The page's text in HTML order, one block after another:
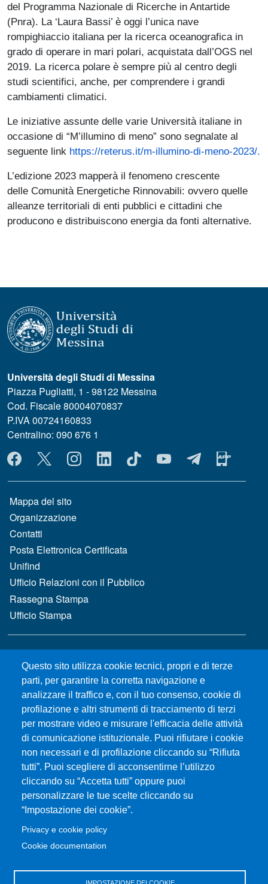
del Programma Nazionale di Ricerche in Antartide
(Pnra). La ‘Laura Bassi’ è oggi l’unica nave
rompighiaccio italiana per la ricerca oceanografica in
grado di operare in mari polari, acquistata dall’OGS nel
2019. La ricerca polare è sempre più al centro degli
studi scientifici, anche, per comprendere i grandi
cambiamenti climatici.
Le iniziative assunte delle varie Università italiane in
occasione di “M’illumino di meno” sono segnalate al
seguente link https://reterus.it/m-illumino-di-meno-2023/.
L’edizione 2023 mapperà il fenomeno crescente
delle Comunità Energetiche Rinnovabili: ovvero quelle
alleanze territoriali di enti pubblici e cittadini che
producono e distribuiscono energia da fonti alternative.
Questo sito utilizza cookie tecnici, propri e di terze
parti, per garantire la corretta navigazione e
analizzare il traffico e, con il tuo consenso, cookie di
profilazione e altri strumenti di tracciamento di terzi
per mostrare video e misurare l'efficacia delle attività
di comunicazione istituzionale. Puoi rifiutare i cookie
non necessari e di profilazione cliccando su “Rifiuta
tutti”. Puoi scegliere di acconsentirne l’utilizzo
cliccando su “Accetta tutti” oppure puoi
personalizzare le tue scelte cliccando su
“Impostazione dei cookie”.
Privacy e cookie policy
Cookie documentation
Università degli Studi di Messina
Piazza Pugliatti, 1 - 98122 Messina
Cod. Fiscale 80004070837
P.IVA 00724160833
Centralino: 090 676 1
MENÙ SOCIAL
MENÙ FOOTER 1
Mappa del sito
Organizzazione
Contatti
Posta Elettronica Certificata
Unifind
Ufficio Relazioni con il Pubblico
Rassegna Stampa
Ufficio Stampa
MENÙ FOOTER 2
Bandi e concorsi
Gare d'appalto
Albo online
CIAM - Servizi Informatici
Brand Identity
Elenco siti tematici
Servizi per Disabilità e DSA
Sostieni Unime
Performance - trasparenza
Amministrazione trasparente
Note Legali
Atti di notifica